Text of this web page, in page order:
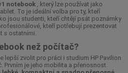
notebook , který lze používat jako
To je ideální volba pro ty, kteří
jsou studenti, kteří chtějí psát poznámky
kteří potřebují prezentovat
s ostatními.
než počítač?
lepší zvolit pro práci i studium HP Pavilion
je jeho mobilita a přenosnost.